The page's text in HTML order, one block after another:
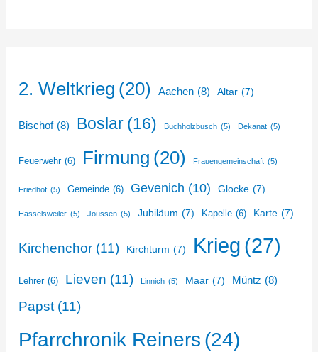
2. Weltkrieg (20) Aachen (8) Altar (7)
Bischof (8) Boslar (16) Buchholzbusch (5) Dekanat (5)
Feuerwehr (6) Firmung (20) Frauengemeinschaft (5)
Friedhof (5) Gemeinde (6) Gevenich (10) Glocke (7)
Hasselsweiler (5) Joussen (5) Jubiläum (7) Kapelle (6) Karte (7)
Kirchenchor (11) Kirchturm (7) Krieg (27)
Lehrer (6) Lieven (11) Linnich (5) Maar (7) Müntz (8)
Papst (11)
Pfarrchronik Reiners (24)